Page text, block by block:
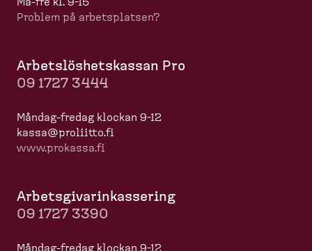
Problem på arbets­platsen?
Arbets­lös­hets­kassan Pro
09 1727 3444
Måndag-​fredag klockan 9-12
kassa@proliitto.fi
www.prokassa.fi
Arbets­gi­va­rin­kas­sering
09 1727 3390
Måndag-​fredag klockan 9-12